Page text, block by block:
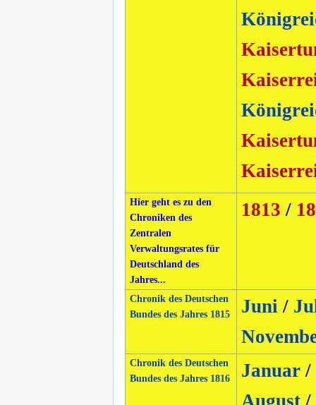
Hier geht es zu den
Chroniken des
Zentralen
Verwaltungsrates für
Deutschland des
Jahres...
1813 /
Chronik des Deutschen
Bundes des Jahres 1815
Juni /
Chronik des Deutschen
Bundes des Jahres 1816
Januar/
August/